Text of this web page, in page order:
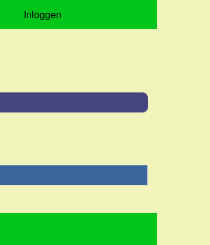
Inloggen